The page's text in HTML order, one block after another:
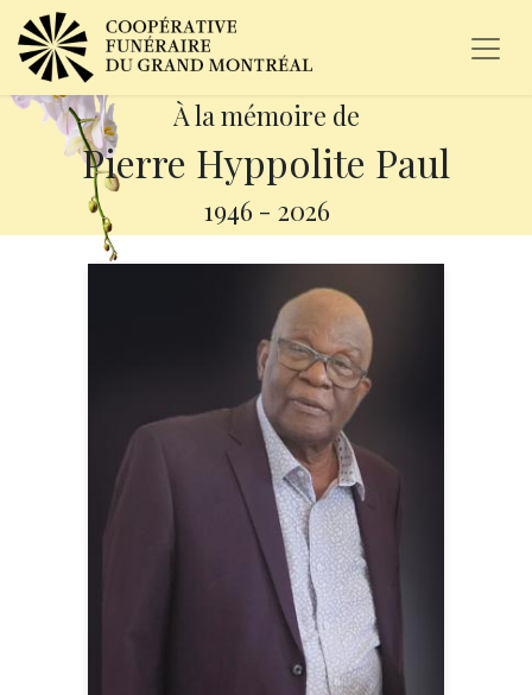
À la mémoire de
Pierre Hyppolite Paul
1946 - 2026